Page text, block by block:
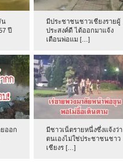
น
ปี
มีประชาชนชาวเชียงรายผู้
ประสงค์ดี ได้ออกมาแจ้ง
เตือนพ่อแม […]
ออก
มีชาวเน็ตรายหนึ่งซึ่งแจ้งว่า
ตนเองไม่ใช่ประชาชนชาว
เชียงร […]